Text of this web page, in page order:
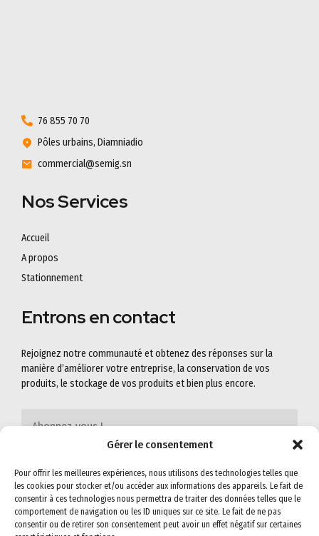
Gérer le consentement
Pour offrir les meilleures expériences, nous utilisons des technologies telles que
les cookies pour stocker et/ou accéder aux informations des appareils. Le fait de
consentir à ces technologies nous permettra de traiter des données telles que le
comportement de navigation ou les ID uniques sur ce site. Le fait de ne pas
consentir ou de retirer son consentement peut avoir un effet négatif sur certaines
76 855 70 70
Pôles urbains, Diamniadio
commercial@semig.sn
Nos Services
Accueil
A propos
Stationnement
Entrons en contact
Rejoignez notre communauté et obtenez des réponses sur la
manière d’améliorer votre entreprise, la conservation de vos
produits, le stockage de vos produits et bien plus encore.